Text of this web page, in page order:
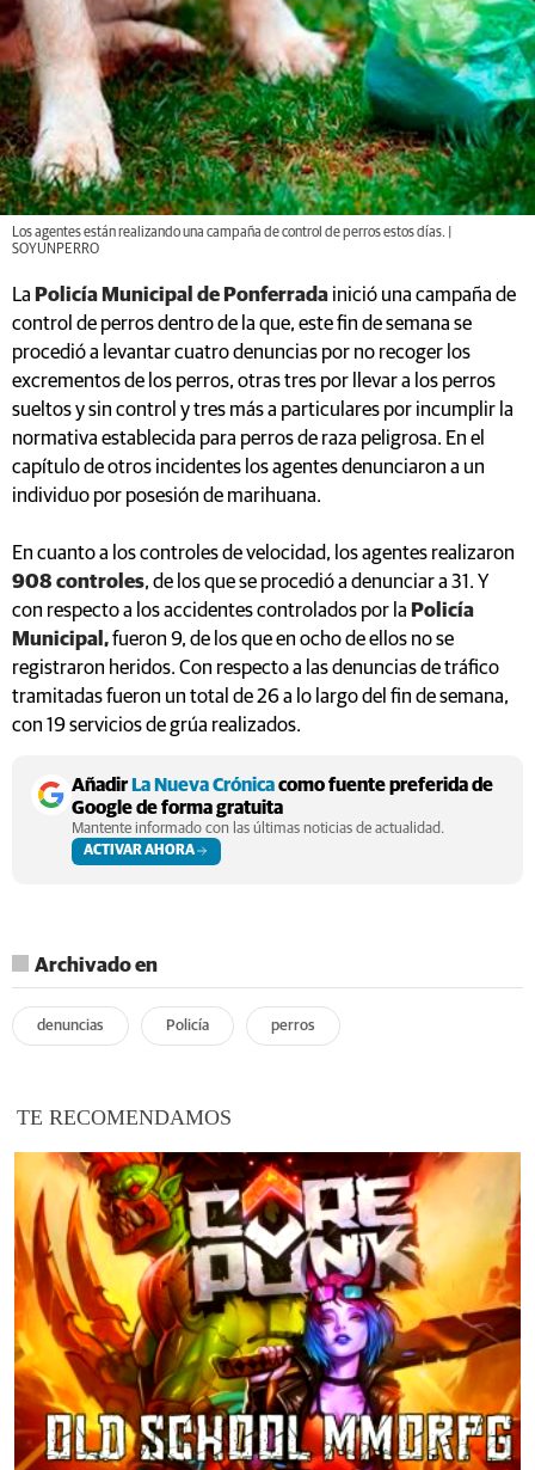
Los agentes están realizando una campaña de control de perros estos días. |
SOYUNPERRO
La Policía Municipal de Ponferrada inició una campaña de
control de perros dentro de la que, este fin de semana se
procedió a levantar cuatro denuncias por no recoger los
excrementos de los perros, otras tres por llevar a los perros
sueltos y sin control y tres más a particulares por incumplir la
normativa establecida para perros de raza peligrosa. En el
capítulo de otros incidentes los agentes denunciaron a un
individuo por posesión de marihuana.
En cuanto a los controles de velocidad, los agentes realizaron
908 controles, de los que se procedió a denunciar a 31. Y
con respecto a los accidentes controlados por la Policía
Municipal,fueron 9, de los que en ocho de ellos no se
registraron heridos. Con respecto a las denuncias de tráfico
tramitadas fueron un total de 26 a lo largo del fin de semana,
con 19 servicios de grúa realizados.
AñadirLa Nueva Crónicacomo fuente preferida de
Google de forma gratuita
Mantente informado con las últimas noticias de actualidad.
ACTIVAR AHORA
Archivado en
denuncias Policía perros
TE RECOMENDAMOS